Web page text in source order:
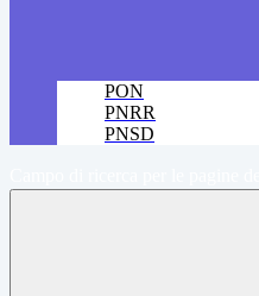
PON
PNRR
PNSD